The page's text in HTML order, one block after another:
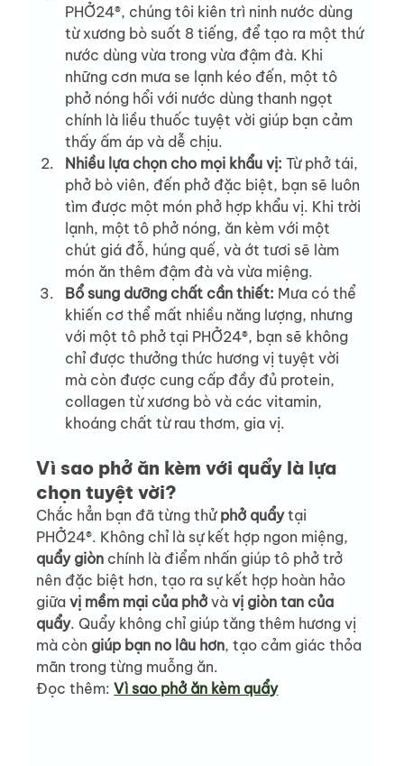
PHỞ24®, chúng tôi kiên trì ninh nước dùng
từ xương bò suốt 8 tiếng, để tạo ra một thứ
nước dùng vừa trong vừa đậm đà. Khi
những cơn mưa se lạnh kéo đến, một tô
phở nóng hổi với nước dùng thanh ngọt
chính là liều thuốc tuyệt vời giúp bạn cảm
thấy ấm áp và dễ chịu.
Nhiều lựa chọn cho mọi khẩu vị: Từ phở tái,
phở bò viên, đến phở đặc biệt, bạn sẽ luôn
tìm được một món phở hợp khẩu vị. Khi trời
lạnh, một tô phở nóng, ăn kèm với một
chút giá đỗ, húng quế, và ớt tươi sẽ làm
món ăn thêm đậm đà và vừa miệng.
Bổ sung dưỡng chất cần thiết: Mưa có thể
khiến cơ thể mất nhiều năng lượng, nhưng
với một tô phở tại PHỞ24®, bạn sẽ không
chỉ được thưởng thức hương vị tuyệt vời
mà còn được cung cấp đầy đủ protein,
collagen từ xương bò và các vitamin,
khoáng chất từ rau thơm, gia vị.
Vì sao phở ăn kèm với quẩy là lựa
chọn tuyệt vời?
Chắc hẳn bạn đã từng thử phở quẩy tại
PHỞ24®. Không chỉ là sự kết hợp ngon miệng,
quẩy giòn chính là điểm nhấn giúp tô phở trở
nên đặc biệt hơn, tạo ra sự kết hợp hoàn hảo
giữa vị mềm mại của phở và vị giòn tan của
quẩy. Quẩy không chỉ giúp tăng thêm hương vị
mà còn giúp bạn no lâu hơn, tạo cảm giác thỏa
mãn trong từng muỗng ăn.
Đọc thêm: Vì sao phở ăn kèm quẩy